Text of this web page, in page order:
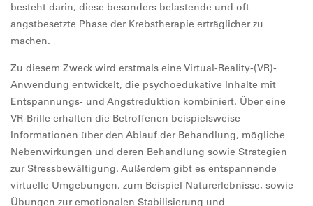
besteht darin, diese besonders belastende und oft
angstbesetzte Phase der Krebstherapie erträglicher zu
machen.
Zu diesem Zweck wird erstmals eine Virtual-Reality-(VR)-
Anwendung entwickelt, die psychoedukative Inhalte mit
Entspannungs- und Angstreduktion kombiniert. Über eine
VR-Brille erhalten die Betroffenen beispielsweise
Informationen über den Ablauf der Behandlung, mögliche
Nebenwirkungen und deren Behandlung sowie Strategien
zur Stressbewältigung. Außerdem gibt es entspannende
virtuelle Umgebungen, zum Beispiel Naturerlebnisse, sowie
Übungen zur emotionalen Stabilisierung und